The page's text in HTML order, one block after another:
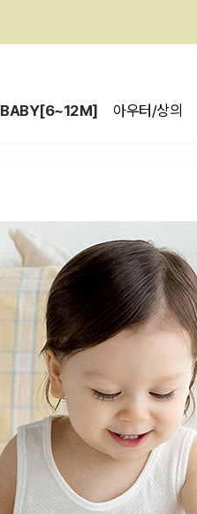
BABY[6~12M] 아우터/상의